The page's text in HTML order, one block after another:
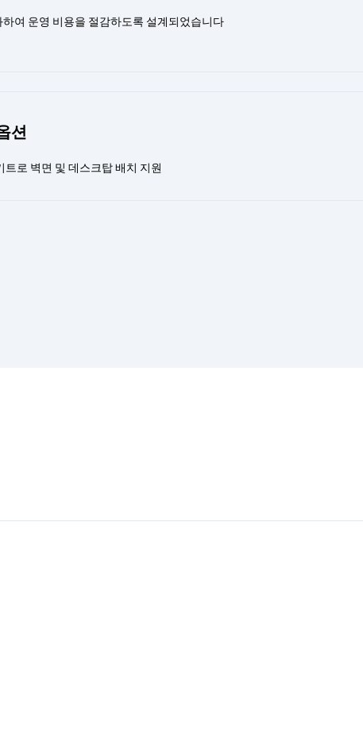
여 운영 비용을 절감하도록 설계되었습니다
션
트로 벽면 및 데스크탑 배치 지원